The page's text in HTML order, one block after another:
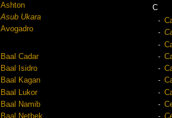
Ashton
Asub Ukara
Avogadro
Baal Cadar
Baal Isidro
Baal Kagan
Baal Lukor
Baal Namib
Baal Netbek
C